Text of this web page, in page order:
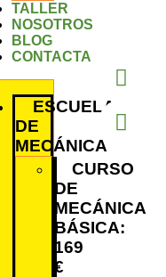
TALLER
NOSOTROS
BLOG
CONTACTA
ESCUELA
DE
MECÁNICA
CURSO
DE
MECÁNICA
BÁSICA:
169
€